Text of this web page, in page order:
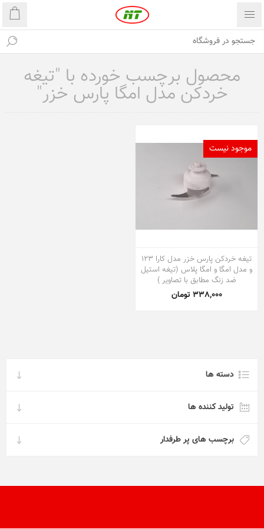
محصول برچسب خورده با "تیغه
خردکن مدل امگا پارس خزر"
موجود نیست
تیغه خردکن پارس خزر مدل کارا 123
و مدل امگا و امگا پلاس (تیغه استیل
ضد زنگ مطابق با تصاویر )
338,000 تومان
دسته ها
تولید کننده ها
برچسب های پر طرفدار